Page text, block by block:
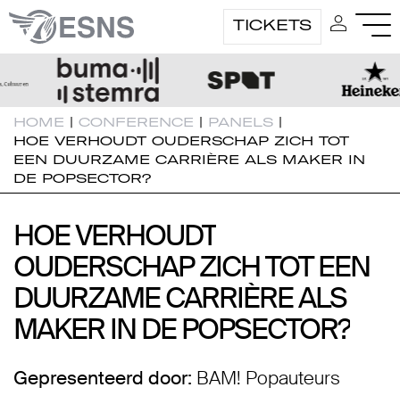
TICKETS
HOME | CONFERENCE | PANELS |
HOE VERHOUDT OUDERSCHAP ZICH TOT
EEN DUURZAME CARRIÈRE ALS MAKER IN
DE POPSECTOR?
HOE VERHOUDT
HOE VERHOUDT
OUDERSCHAP ZICH TOT EEN
OUDERSCHAP ZICH TOT EEN
DUURZAME CARRIÈRE ALS
DUURZAME CARRIÈRE ALS
MAKER IN DE POPSECTOR?
MAKER IN DE POPSECTOR?
Gepresenteerd door: BAM! Popauteurs